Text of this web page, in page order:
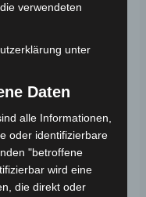
VOLT
verwendeten
unter
Daten
alle Informationen,
oder identifizierbare
"betroffene
wird eine
die direkt oder